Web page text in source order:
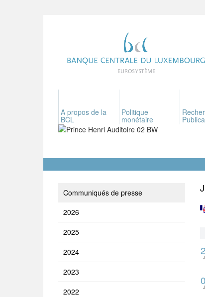
A propos de la
BCL
Politique
monétaire
Communiqués de presse
2026
2025
2024
2023
2022